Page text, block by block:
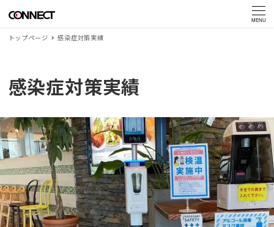
MENU
トップページ 感染症対策実績
感染症対策実績